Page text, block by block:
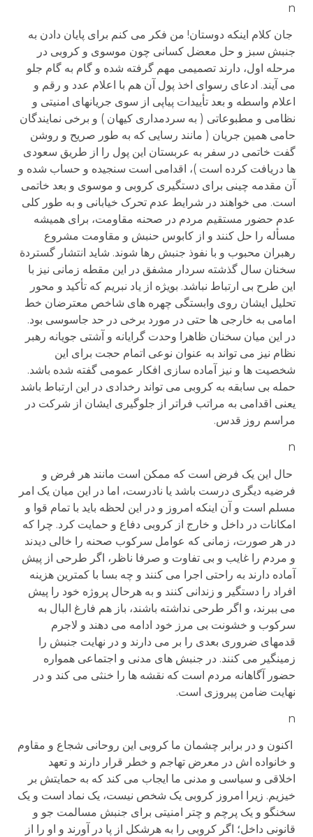
n
جان کلام اینکه دوستان! من فکر می کنم برای پایان دادن به
جنبش سبز و حل معضل کسانی چون موسوی و کروبی در
مرحله اول، دارند تصمیمی مهم گرفته شده و گام به گام جلو
می آیند. ادعای رسوای اخذ پول آن هم با اعلام عدد و رقم و
اعلام واسطه و بعد تأییدات پیاپی از سوی جریانهای امنیتی و
نظامی و مطبوعاتی ( به سردمداری کیهان ) و برخی نمایندگان
حامی همین جریان ( مانند رسایی که به طور صریح و روشن
گفت خاتمی در سفر به عربستان این پول را از طریق سعودی
ها دریافت کرده است )، اقدامی است سنجیده و حساب شده و
آن مقدمه چینی برای دستگیری کروبی و موسوی و بعد خاتمی
است. می خواهند در شرایط عدم تحرک خیابانی و به طور کلی
عدم حضور مستقیم مردم در صحنه مقاومت، برای همیشه
مسأله را حل کنند و از کابوس حنبش و مقاومت مشروع
رهبران محبوب و با نفوذ جنبش رها شوند. شاید انتشار گستردة
سخنان سال گذشته سردار مشفق در این مقطه زمانی نیز با
این طرح بی ارتباط نباشد. بویژه از یاد نبریم که تأکید و محور
تحلیل ایشان روی وابستگی چهره های شاخص معترضان خط
امامی به خارجی ها حتی در مورد برخی در حد جاسوسی بود.
در این میان سخنان ظاهرا وحدت گرایانه و آشتی جویانه رهبر
نظام نیز می تواند به عنوان نوعی اتمام حجت برای این
شخصیت ها و نیز آماده سازی افکار عمومی گفته شده باشد.
حمله بی سابقه به کروبی می تواند رخدادی در این ارتباط باشد
یعنی اقدامی به مراتب فراتر از جلوگیری ایشان از شرکت در
مراسم روز قدس.
n
حال این یک فرض است که ممکن است مانند هر فرض و
فرضیه دیگری درست باشد یا نادرست، اما در این میان یک امر
مسلم است و آن اینکه امروز و در این لحظه باید با تمام قوا و
امکانات در داخل و خارج از کروبی دفاع و حمایت کرد. چرا که
در هر صورت، زمانی که عوامل سرکوب صحنه را خالی دیدند
و مردم را غایب و بی تفاوت و صرفا ناظر، اگر طرحی از پیش
آماده دارند به راحتی اجرا می کنند و چه بسا با کمترین هزینه
افراد را دستگیر و زندانی کنند و به هرحال پروژه خود را پیش
می ببرند، و اگر طرحی نداشته باشند، باز هم فارغ البال به
سرکوب و خشونت بی مرز خود ادامه می دهند و لاجرم
قدمهای ضروری بعدی را بر می دارند و در نهایت جنبش را
زمینگیر می کنند. در جنبش های مدنی و اجتماعی همواره
حضور آگاهانه مردم است که نقشه ها را خنثی می کند و در
نهایت ضامن پیروزی است.
n
اکنون و در برابر چشمان ما کروبی این روحانی شجاع و مقاوم
و خانواده اش در معرض تهاجم و خطر قرار دارند و تعهد
اخلاقی و سیاسی و مدنی ما ایجاب می کند که به حمایتش بر
خیزیم. زیرا امروز کروبی یک شخص نیست، یک نماد است و یک
سخنگو و یک پرچم و چتر امنیتی برای جنبش مسالمت جو و
قانونی داخل؛ اگر کروبی را به هرشکل از پا در آورند و او را از